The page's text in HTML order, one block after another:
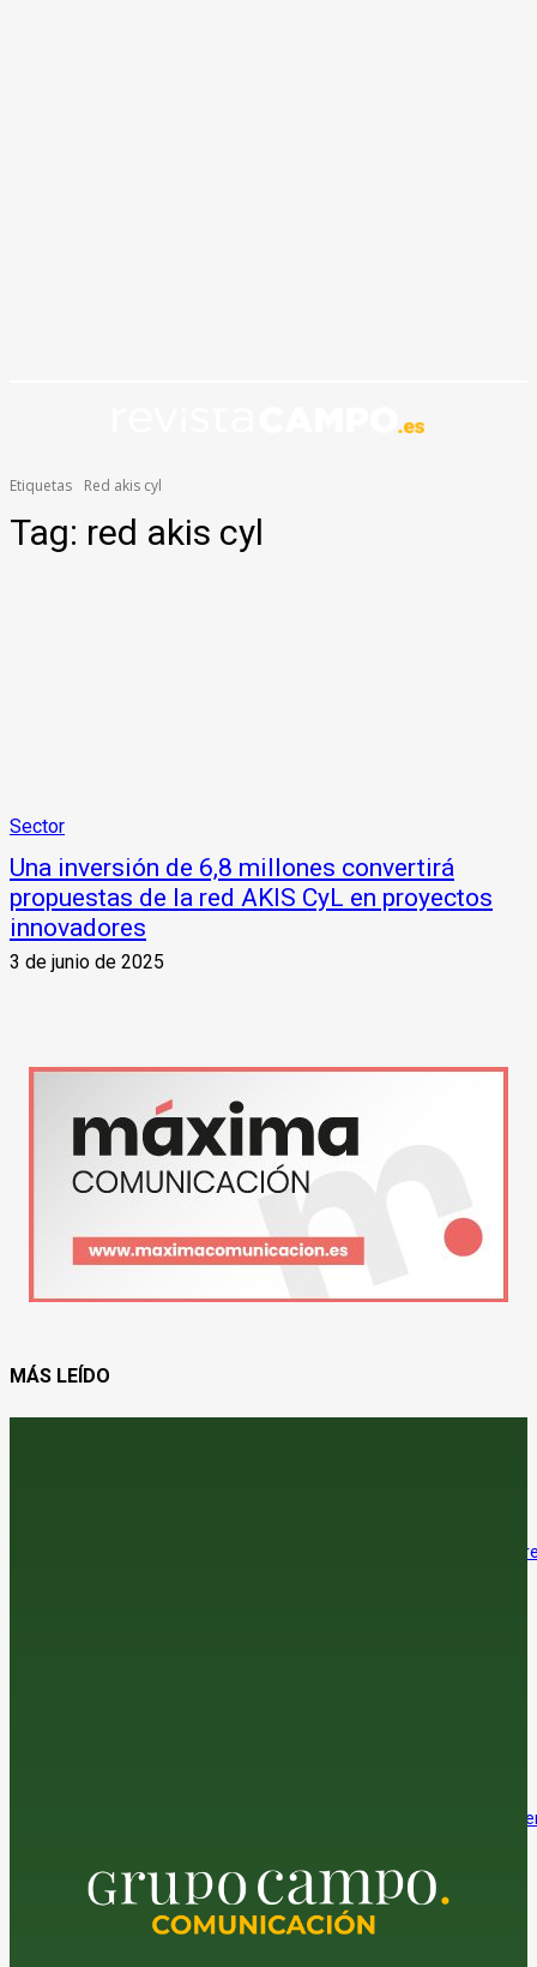
Etiquetas Red akis cyl
Tag: red akis cyl
Sector
Una inversión de 6,8 millones convertirá
propuestas de la red AKIS CyL en proyectos
innovadores
3 de junio de 2025
MÁS LEÍDO
El precio del trigo sube en el mercado internacional, con un tímido
El verdadero reto ya no es abrir mercados. Es elegir en cuáles